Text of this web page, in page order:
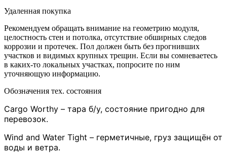
Удаленная покупка
Рекомендуем обращать внимание на геометрию модуля,
целостность стен и потолка, отсутствие обширных следов
коррозии и протечек. Пол должен быть без прогнивших
участков и видимых крупных трещин. Если вы сомневаетесь
в каких-то локальных участках, попросите по ним
уточняющую информацию.
Обозначения тех. состояния
Cargo Worthy – тара б/у, состояние пригодно для
перевозок.
Wind and Water Tight – герметичные, груз защищён от
воды и ветра.